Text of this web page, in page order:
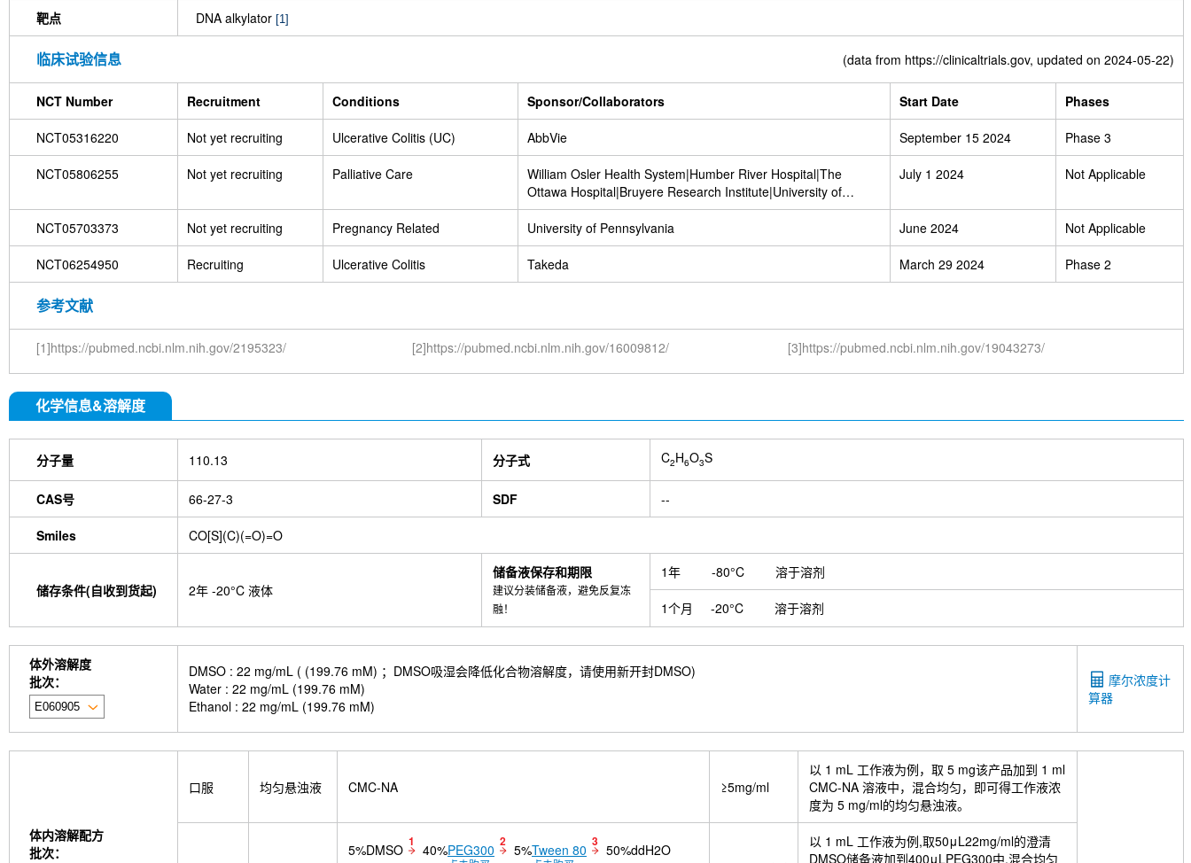
靶点 DNA alkylator [1]
临床试验信息 (data from https://clinicaltrials.gov, updated on 2024-05-22)
NCT Number Recruitment Conditions Sponsor/Collaborators Start Date Phases
NCT05316220 Not yet recruiting Ulcerative Colitis (UC) AbbVie September 15 2024 Phase 3
NCT05806255 Not yet recruiting Palliative Care
William Osler Health System|Humber River Hospital|The
Ottawa Hospital|Bruyere Research Institute|University of
Ottawa|Ottawa Hospital Research Institute|University of
Toronto|Queen''s University|McMaster University
July 1 2024 Not Applicable
NCT05703373 Not yet recruiting Pregnancy Related University of Pennsylvania June 2024 Not Applicable
NCT06254950 Recruiting Ulcerative Colitis Takeda March 29 2024 Phase 2
参考文献
[1]https://pubmed.ncbi.nlm.nih.gov/2195323/ [2]https://pubmed.ncbi.nlm.nih.gov/16009812/ [3]https://pubmed.ncbi.nlm.nih.gov/19043273/
化学信息&溶解度
分子量 110.13 分子式 C2H6O3S
CAS号 66-27-3 SDF --
Smiles CO[S](C)(=O)=O
储存条件(自收到货起) 2年 -20°C 液体
储备液保存和期限
建议分装储备液，避免反复冻
融！
1年 -80°C 溶于溶剂
1个月 -20°C 溶于溶剂
体外溶解度
批次：
DMSO : 22 mg/mL ( (199.76 mM) ；DMSO吸湿会降低化合物溶解度，请使用新开封DMSO)
Water : 22 mg/mL (199.76 mM)
Ethanol : 22 mg/mL (199.76 mM)
摩尔浓度计
算器
体内溶解配方
批次：
口服 均匀悬浊液 CMC-NA ≥5mg/ml
以 1 mL 工作液为例，取 5 mg该产品加到 1 ml
CMC-NA 溶液中，混合均匀，即可得工作液浓
度为 5 mg/ml的均匀悬浊液。
5%DMSO 1 40%PEG300 2 5%Tween 80 3 50%ddH2O
以 1 mL 工作液为例,取50μL22mg/ml的澄清
DMSO储备液加到400μLPEG300中,混合均匀